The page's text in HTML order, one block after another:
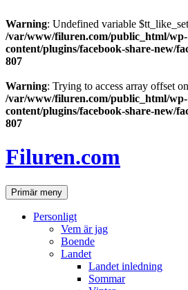
Warning: Undefined variable
/var/www/filuren.com/public_html/wp-
content/plugins/facebook-share-new/
807
Warning: Trying to access array offset
/var/www/filuren.com/public_html/wp-
content/plugins/facebook-share-new/
807
till
innehåll
Filuren.com
SökPrimär meny
Personligt
Vem är jag
Boende
Landet
Landet inledning
Sommar